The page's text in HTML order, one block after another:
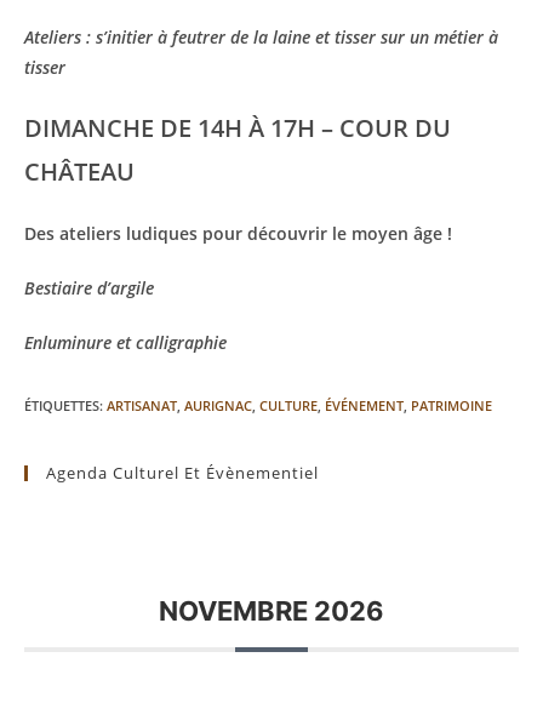
Ateliers : s’initier à feutrer de la laine et tisser sur un métier à
tisser
DIMANCHE DE 14H À 17H – COUR DU
CHÂTEAU
Des ateliers ludiques pour découvrir le moyen âge !
Bestiaire d’argile
Enluminure et calligraphie
ÉTIQUETTES: ARTISANAT, AURIGNAC, CULTURE, ÉVÉNEMENT, PATRIMOINE
Agenda Culturel Et Évènementiel
NOVEMBRE 2026